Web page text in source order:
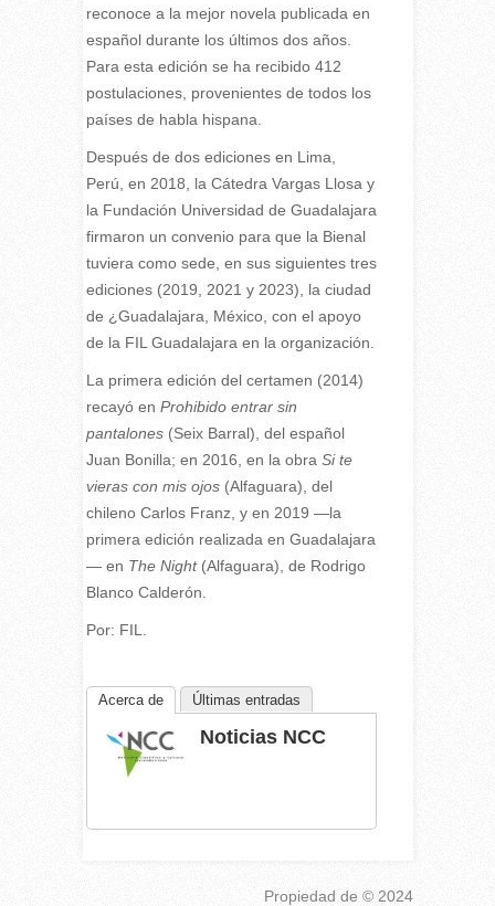
reconoce a la mejor novela publicada en
español durante los últimos dos años.
Para esta edición se ha recibido 412
postulaciones, provenientes de todos los
países de habla hispana.
Después de dos ediciones en Lima,
Perú, en 2018, la Cátedra Vargas Llosa y
la Fundación Universidad de Guadalajara
firmaron un convenio para que la Bienal
tuviera como sede, en sus siguientes tres
ediciones (2019, 2021 y 2023), la ciudad
de ¿Guadalajara, México, con el apoyo
de la FIL Guadalajara en la organización.
La primera edición del certamen (2014)
recayó en Prohibido entrar sin
pantalones(Seix Barral), del español
Juan Bonilla; en 2016, en la obra Si te
vieras con mis ojos(Alfaguara), del
chileno Carlos Franz, y en 2019 —la
primera edición realizada en Guadalajara
— en The Night (Alfaguara), de Rodrigo
Blanco Calderón.
Por: FIL.
Acerca de Últimas entradas
Noticias NCC
Propiedad de © 2024